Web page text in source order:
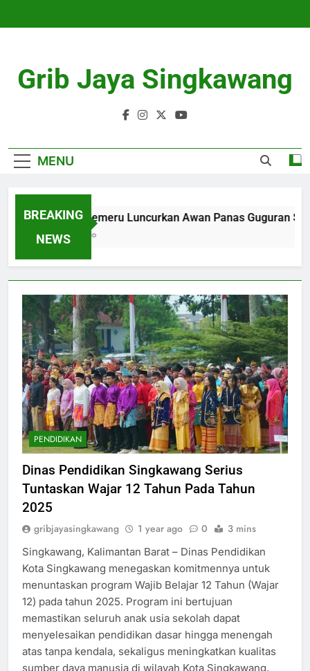
Grib Jaya Singkawang
MENU
BREAKING
NEWS
Gunung Semeru Luncurkan Awan Panas Guguran
4 Months Ago
PENDIDIKAN
Dinas Pendidikan Singkawang Serius
Tuntaskan Wajar 12 Tahun Pada Tahun
2025
gribjayasingkawang 1 year ago 0 3 mins
Singkawang, Kalimantan Barat – Dinas Pendidikan
Kota Singkawang menegaskan komitmennya untuk
menuntaskan program Wajib Belajar 12 Tahun (Wajar
12) pada tahun 2025. Program ini bertujuan
memastikan seluruh anak usia sekolah dapat
menyelesaikan pendidikan dasar hingga menengah
atas tanpa kendala, sekaligus meningkatkan kualitas
sumber daya manusia di wilayah Kota Singkawang.